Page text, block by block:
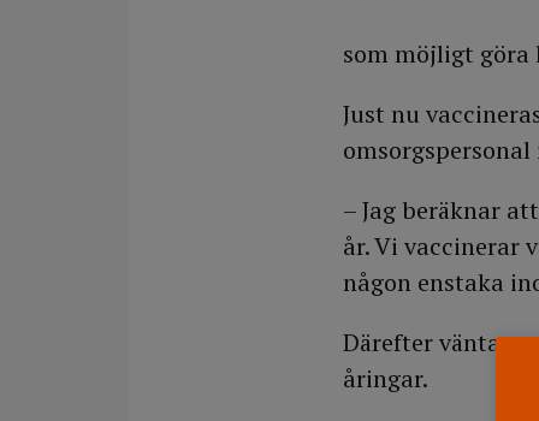
som möjligt
Just nu
– Jag beräknar
år. Vi vaccinerar
någon enstaka
Därefter väntar
åringar.